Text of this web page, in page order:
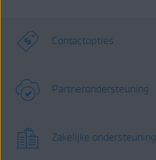
Contactopties
Partnerondersteuning
Zakelijke ondersteuning